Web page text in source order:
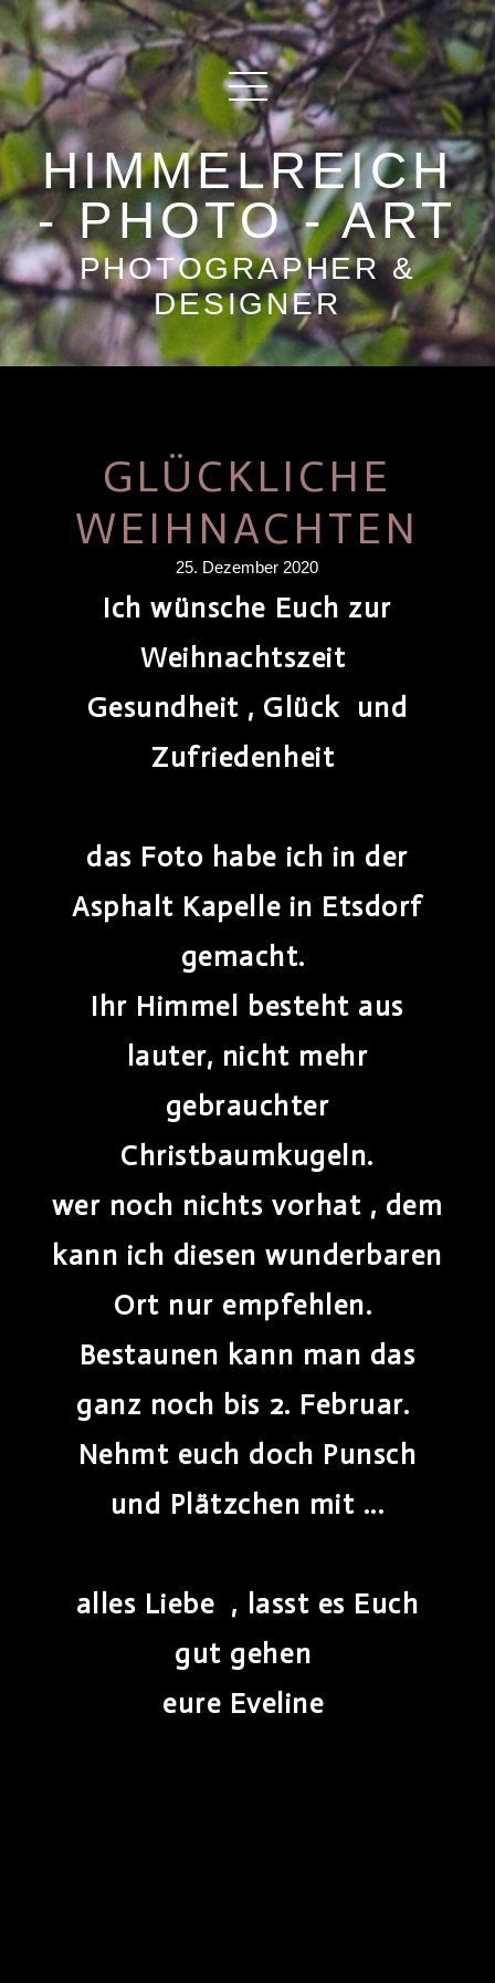
HIMMELREICH
- PHOTO - ART
PHOTOGRAPHER &
DESIGNER
GLÜCKLICHE
WEIHNACHTEN
25. Dezember 2020
Ich wünsche Euch zur
Weihnachtszeit
Gesundheit , Glück und
Zufriedenheit
das Foto habe ich in der
Asphalt Kapelle in Etsdorf
gemacht.
Ihr Himmel besteht aus
lauter, nicht mehr
gebrauchter
Christbaumkugeln.
wer noch nichts vorhat , dem
kann ich diesen wunderbaren
Ort nur empfehlen.
Bestaunen kann man das
ganz noch bis 2. Februar.
Nehmt euch doch Punsch
und Plätzchen mit ...
alles Liebe , lasst es Euch
gut gehen
eure Eveline